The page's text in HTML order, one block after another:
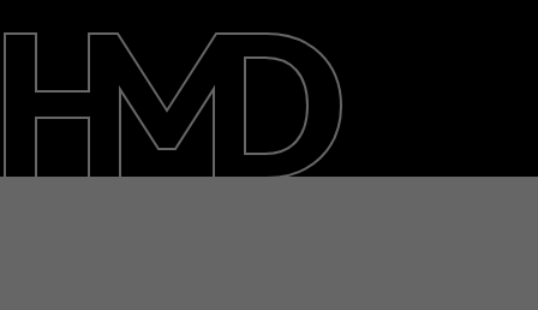
Over ons
Herstellen, hergebruiken, recyclen